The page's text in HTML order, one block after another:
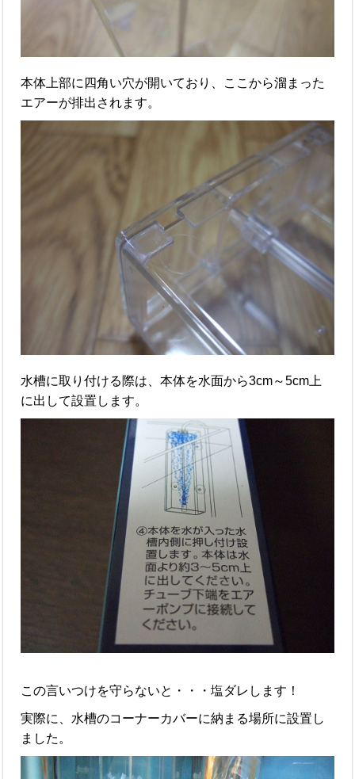
本体上部に四角い穴が開いており、ここから溜まった
エアーが排出されます。
水槽に取り付ける際は、本体を水面から3cm～5cm上
に出して設置します。
この言いつけを守らないと・・・塩ダレします！
実際に、水槽のコーナーカバーに納まる場所に設置し
ました。